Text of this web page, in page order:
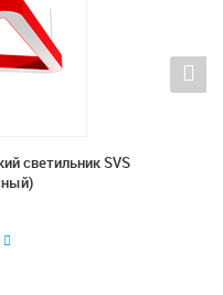
светильник SVS